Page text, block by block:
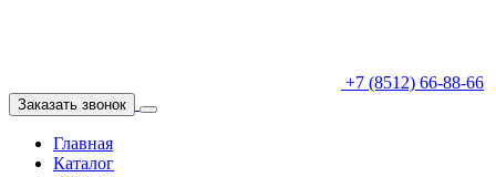
+7 (8512) 66-88-66
Заказать звонок
Главная
Каталог